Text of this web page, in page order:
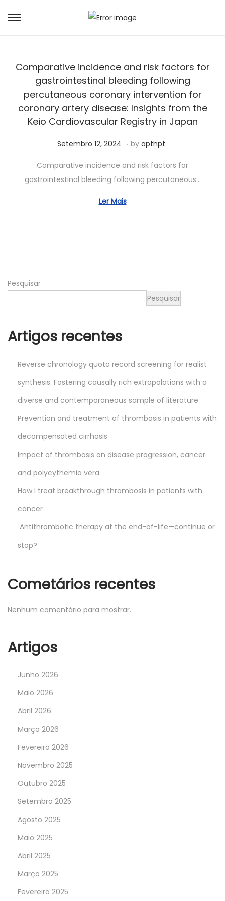
Comparative incidence and risk factors for
gastrointestinal bleeding following
percutaneous coronary intervention for
coronary artery disease: Insights from the
Keio Cardiovascular Registry in Japan
Posted on
Setembro 12, 2024 A
r
l
. by apthpt
Comparative incidence and risk factors for
gastrointestinal bleeding following percutaneous…
Ler Mais
Pesquisar
Pesquisar
Artigos recentes
Reverse chronology quota record screening for realist
synthesis: Fostering causally rich extrapolations with a
diverse and contemporaneous sample of literature
Prevention and treatment of thrombosis in patients with
decompensated cirrhosis
Impact of thrombosis on disease progression, cancer
and polycythemia vera
How I treat breakthrough thrombosis in patients with
cancer
Antithrombotic therapy at the end-of-life—continue or
stop?
Cometários recentes
Nenhum comentário para mostrar.
Artigos
Junho 2026
Maio 2026
Abril 2026
Março 2026
Fevereiro 2026
Novembro 2025
Outubro 2025
Setembro 2025
Agosto 2025
Maio 2025
Abril 2025
Março 2025
Fevereiro 2025